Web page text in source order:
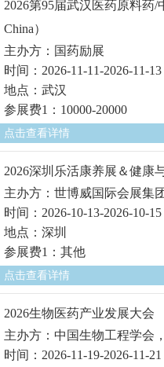
2026第95届武汉医药原料药
China）
主办方：国药励展
时间：2026-11-11-2026-11-13
地点：武汉
参展费1：10000-20000
点击查看详情
2026深圳乐活康养展＆健康
主办方：世博威国际会展集团
时间：2026-10-13-2026-10-15
地点：深圳
参展费1：其他
点击查看详情
2026生物医药产业发展大会
主办方：中国生物工程学会
时间：2026-11-19-2026-11-21